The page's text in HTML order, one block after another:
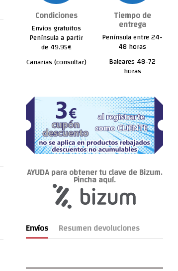
Condiciones
Envíos gratuitos
Península a partir
de 49.95€
Canarias (consultar)
Tiempo de
entrega
Península entre 24-
48 horas
Baleares 48-72
horas
AYUDA para obtener tu clave de Bizum.
Pincha aquí.
Envíos Resumen devoluciones